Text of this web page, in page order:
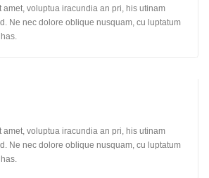
amet, voluptua iracundia an pri, his utinam
Ne nec dolore oblique nusquam, cu luptatum
amet, voluptua iracundia an pri, his utinam
Ne nec dolore oblique nusquam, cu luptatum